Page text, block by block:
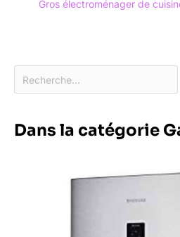
Gros électroménager de
Dans la catégorie